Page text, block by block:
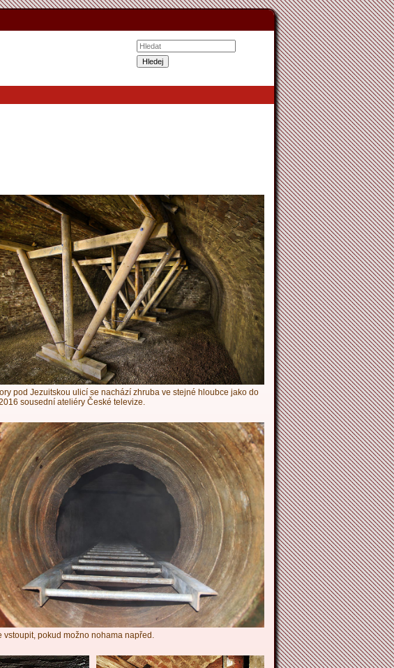
pod Jezuitskou ulicí se nachází zhruba ve stejné hloubce jako do
sousední ateliéry České televize.
vstoupit, pokud možno nohama napřed.